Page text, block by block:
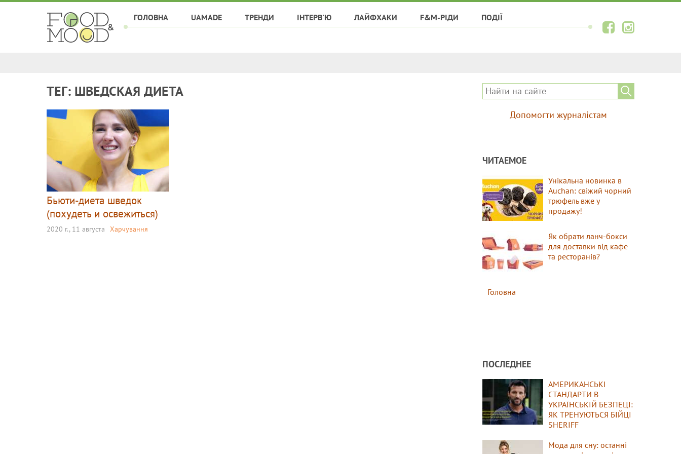
ГОЛОВНА UAMADE ТРЕНДИ ІНТЕРВ'Ю ЛАЙФХАКИ F&M-РІДИ ПОДІЇ
ТЕГ: ШВЕДСКАЯ ДИЕТА
Бьюти-диета шведок
(похудеть и освежиться)
2020 г., 11 августа Харчування
Допомогти журналістам
ЧИТАЕМОЕ
Унікальна новинка в
Auchan: свіжий чорний
трюфель вже у
продажу!
Як обрати ланч-бокси
для доставки від кафе
та ресторанів?
Головна
ПОСЛЕДНЕЕ
АМЕРИКАНСЬКІ
СТАНДАРТИ В
УКРАЇНСЬКІЙ БЕЗПЕЦІ:
ЯК ТРЕНУЮТЬСЯ БІЙЦІ
SHERIFF
Мода для сну: останні